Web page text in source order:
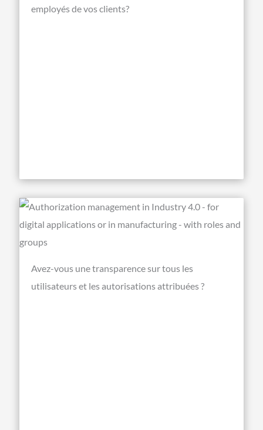
employés de vos clients?
Avez-vous une transparence sur tous les
utilisateurs et les autorisations attribuées ?